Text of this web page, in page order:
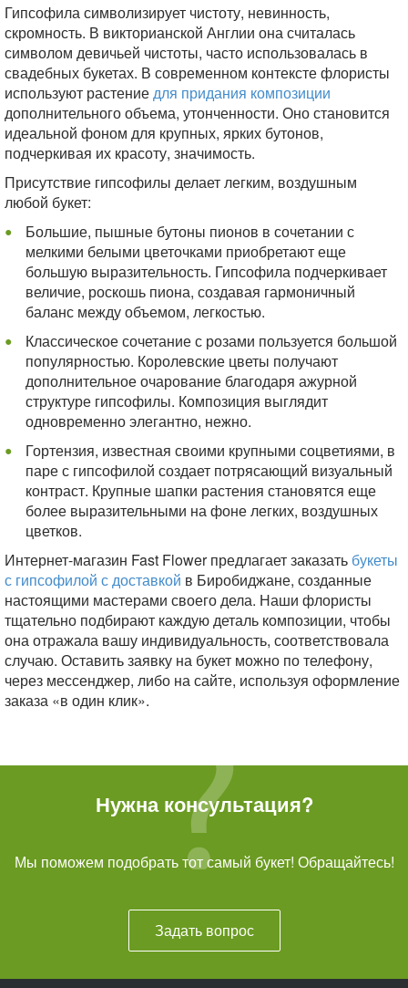
Гипсофила символизирует чистоту, невинность,
скромность. В викторианской Англии она считалась
символом девичьей чистоты, часто использовалась в
свадебных букетах. В современном контексте флористы
используют растениедля придания композиции
дополнительного объема, утонченности. Оно становится
идеальной фоном для крупных, ярких бутонов,
подчеркивая их красоту, значимость.
Присутствие гипсофилы делает легким, воздушным
любой букет:
Большие, пышные бутоны пионов в сочетании с
мелкими белыми цветочками приобретают еще
большую выразительность. Гипсофила подчеркивает
величие, роскошь пиона, создавая гармоничный
баланс между объемом, легкостью.
Классическое сочетание с розами пользуется большой
популярностью. Королевские цветы получают
дополнительное очарование благодаря ажурной
структуре гипсофилы. Композиция выглядит
одновременно элегантно, нежно.
Гортензия, известная своими крупными соцветиями, в
паре с гипсофилой создает потрясающий визуальный
контраст. Крупные шапки растения становятся еще
более выразительными на фоне легких, воздушных
цветков.
Интернет-магазин Fast Flower предлагает заказать букеты
с гипсофилой с доставкой в Биробиджане, созданные
настоящими мастерами своего дела. Наши флористы
тщательно подбирают каждую деталь композиции, чтобы
она отражала вашу индивидуальность, соответствовала
случаю. Оставить заявку на букет можно по телефону,
через мессенджер, либо на сайте, используя оформление
заказа «в один клик».
Нужна консультация?
Мы поможем подобрать тот самый букет! Обращайтесь!
Задать вопрос